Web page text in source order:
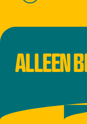
ALLEEN